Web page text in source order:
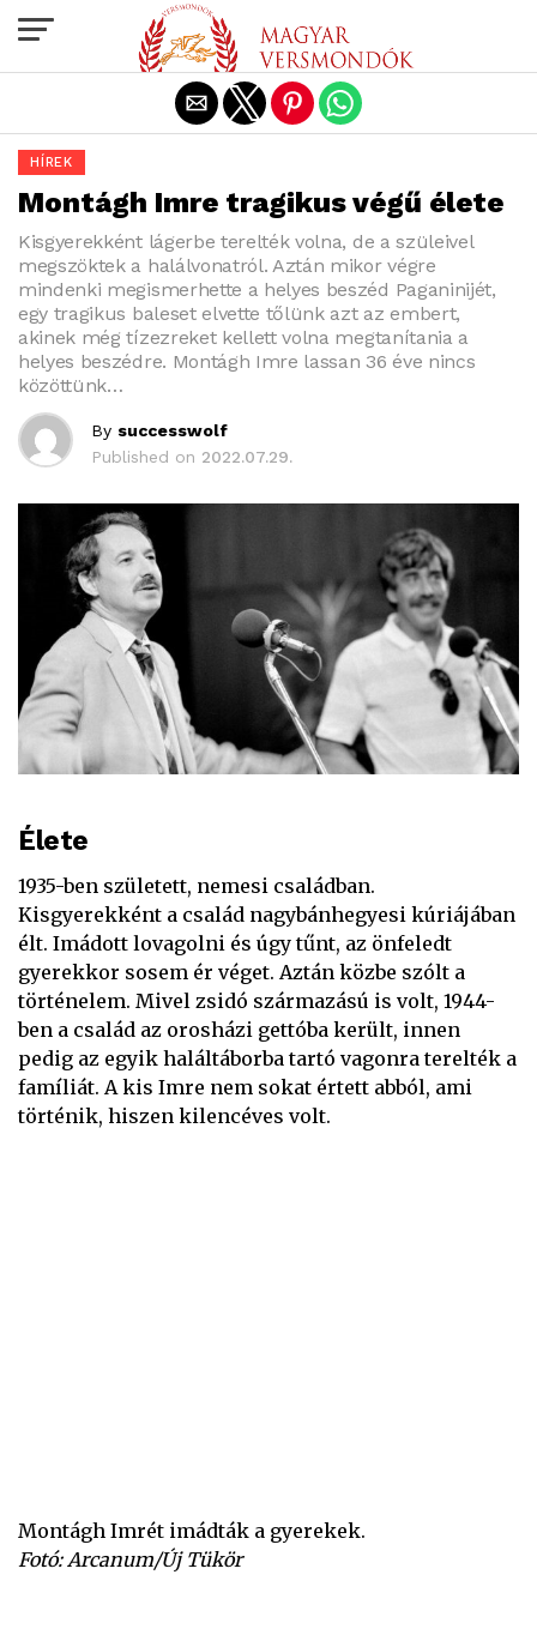
HÍREK
Montágh Imre tragikus végű élete
Kisgyerekként lágerbe terelték volna, de a szüleivel
megszöktek a halálvonatról. Aztán mikor végre
mindenki megismerhette a helyes beszéd Paganinijét,
egy tragikus baleset elvette tőlünk azt az embert,
akinek még tízezreket kellett volna megtanítania a
helyes beszédre. Montágh Imre lassan 36 éve nincs
közöttünk…
By successwolf
Published on 2022.07.29.
Élete
1935-ben született, nemesi családban.
Kisgyerekként a család nagybánhegyesi kúriájában
élt. Imádott lovagolni és úgy tűnt, az önfeledt
gyerekkor sosem ér véget. Aztán közbe szólt a
történelem. Mivel zsidó származású is volt, 1944-
ben a család az orosházi gettóba került, innen
pedig az egyik haláltáborba tartó vagonra terelték a
famíliát. A kis Imre nem sokat értett abból, ami
történik, hiszen kilencéves volt.
Montágh Imrét imádták a gyerekek.
Fotó: Arcanum/Új Tükör
Exit mobile version